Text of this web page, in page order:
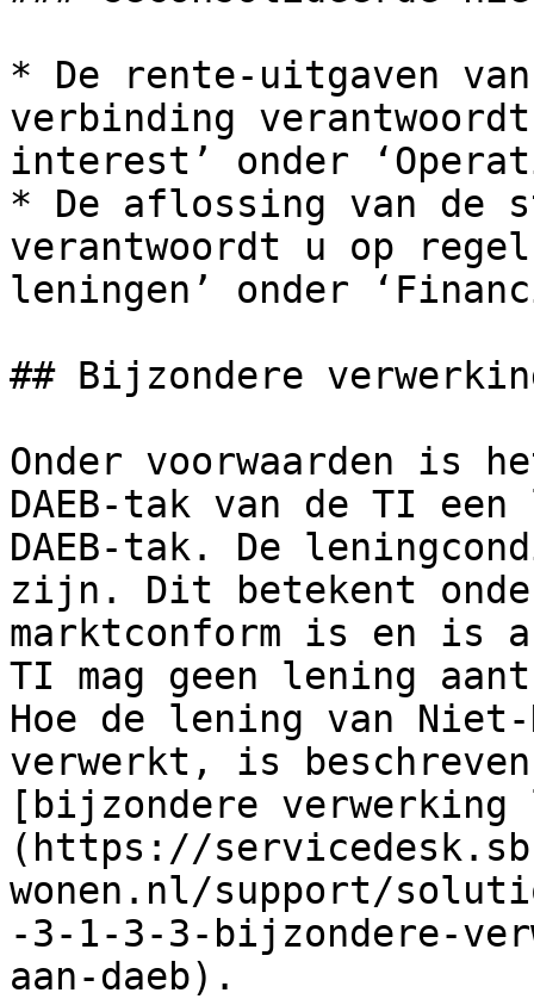
* De rente-uitgaven
verbinding
interest’ onder
* De aflossing van de
verantwoordt u op
leningen’ onder
## Bijzondere
Onder voorwaarden is
DAEB-tak van de TI
DAEB-tak. De
zijn. Dit betekent
marktconform is en is
TI mag geen lening
Hoe de lening van Niet-
verwerkt, is
[bijzondere verwerking
(https://
wonen.nl/support/
-3-1-3-3-bijzondere-
aan-daeb).